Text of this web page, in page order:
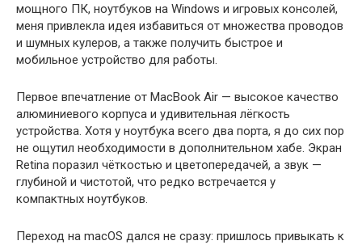
мощного ПК, ноутбуков на Windows и игровых консолей,
меня привлекла идея избавиться от множества проводов
и шумных кулеров, а также получить быстрое и
мобильное устройство для работы.
Первое впечатление от MacBook Air — высокое качество
алюминиевого корпуса и удивительная лёгкость
устройства. Хотя у ноутбука всего два порта, я до сих пор
не ощутил необходимости в дополнительном хабе. Экран
Retina поразил чёткостью и цветопередачей, а звук —
глубиной и чистотой, что редко встречается у
компактных ноутбуков.
Переход на macOS дался не сразу: пришлось привыкать к